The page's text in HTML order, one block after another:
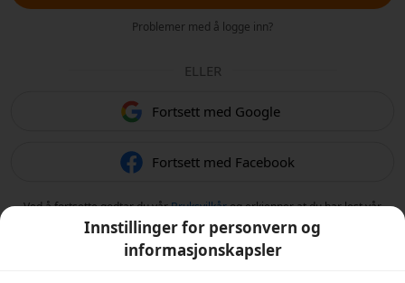
Problemer med å logge inn?
ELLER
Fortsett med Google
Fortsett med Facebook
Ved å fortsette godtar du vårBruksvilkårog erkjenner at du har lest vår
Retningslinjer for personvern.
Innstillinger for personvern og
informasjonskapsler